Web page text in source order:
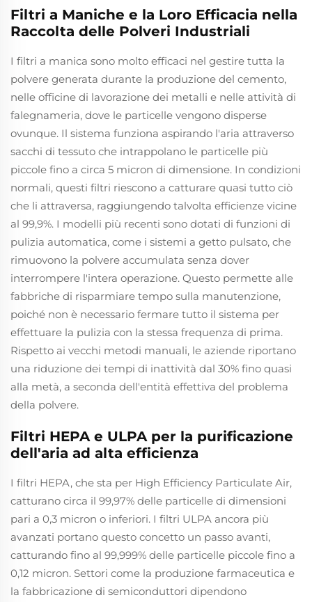
Filtri a Maniche e la Loro Efficacia nella
Raccolta delle Polveri Industriali
I filtri a manica sono molto efficaci nel gestire tutta la
polvere generata durante la produzione del cemento,
nelle officine di lavorazione dei metalli e nelle attività di
falegnameria, dove le particelle vengono disperse
ovunque. Il sistema funziona aspirando l'aria attraverso
sacchi di tessuto che intrappolano le particelle più
piccole fino a circa 5 micron di dimensione. In condizioni
normali, questi filtri riescono a catturare quasi tutto ciò
che li attraversa, raggiungendo talvolta efficienze vicine
al 99,9%. I modelli più recenti sono dotati di funzioni di
pulizia automatica, come i sistemi a getto pulsato, che
rimuovono la polvere accumulata senza dover
interrompere l'intera operazione. Questo permette alle
fabbriche di risparmiare tempo sulla manutenzione,
poiché non è necessario fermare tutto il sistema per
effettuare la pulizia con la stessa frequenza di prima.
Rispetto ai vecchi metodi manuali, le aziende riportano
una riduzione dei tempi di inattività dal 30% fino quasi
alla metà, a seconda dell'entità effettiva del problema
della polvere.
Filtri HEPA e ULPA per la purificazione
dell'aria ad alta efficienza
I filtri HEPA, che sta per High Efficiency Particulate Air,
catturano circa il 99,97% delle particelle di dimensioni
pari a 0,3 micron o inferiori. I filtri ULPA ancora più
avanzati portano questo concetto un passo avanti,
catturando fino al 99,999% delle particelle piccole fino a
0,12 micron. Settori come la produzione farmaceutica e
la fabbricazione di semiconduttori dipendono